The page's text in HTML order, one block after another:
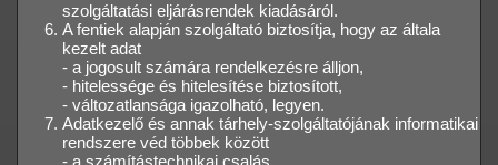
szolgáltatási eljárásrendek kiadásáról.
A fentiek alapján szolgáltató biztosítja, hogy az általa
kezelt adat
- a jogosult számára rendelkezésre álljon,
- hitelessége és hitelesítése biztosított,
- változatlansága igazolható, legyen.
Adatkezelő és annak tárhely-szolgáltatójának informatikai
rendszere véd többek között